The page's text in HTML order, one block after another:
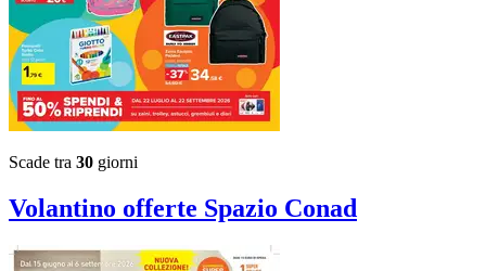
Scade tra 30 giorni
Volantino offerte Spazio Conad